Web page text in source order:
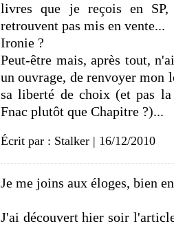
livres que je reçois en
retrouvent pas mis en vente...
Ironie ?
Peut-être mais, après tout,
un ouvrage, de renvoyer mon
sa liberté de choix (et pas
Fnac plutôt que Chapitre ?)...
Écrit par : Stalker | 16/12/2010
Je me joins aux éloges, bien
J'ai découvert hier soir